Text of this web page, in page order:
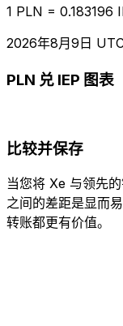
1 PLN = 0.183196
2026年8月9日
PLN 兑 IEP 图表
比较并保存
当您将 Xe 与领先
之间的差距是显而
转账都更有价值。